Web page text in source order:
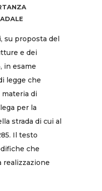
su proposta del
e dei
in esame
legge che
di
per la
strada di cui al
Il testo
che
realizzazione